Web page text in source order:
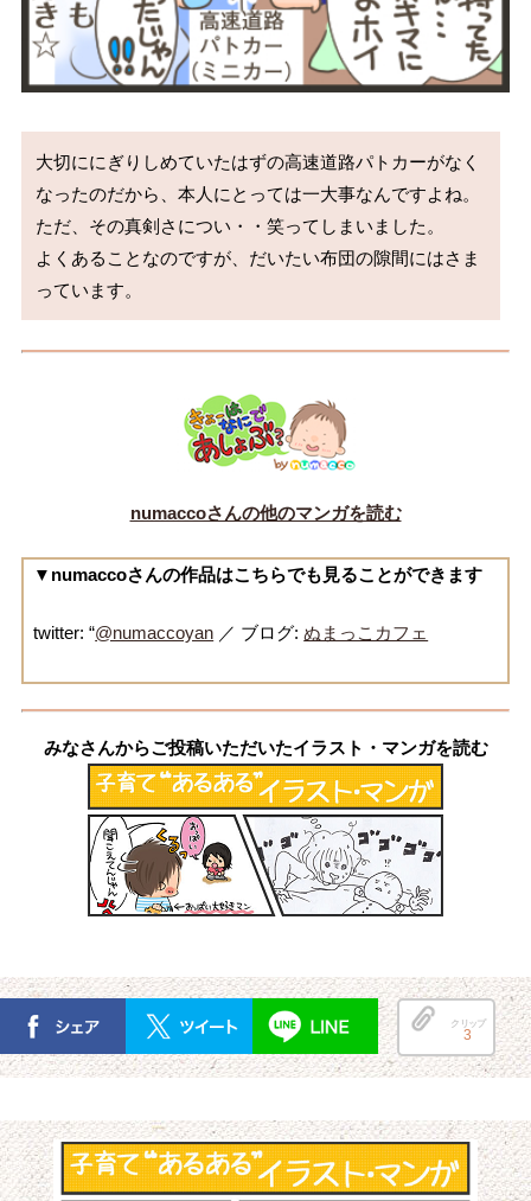
大切ににぎりしめていたはずの高速道路パトカーがなく
なったのだから、本人にとっては一大事なんですよね。
ただ、その真剣さについ・・笑ってしまいました。
よくあることなのですが、だいたい布団の隙間にはさま
っています。
numaccoさんの他のマンガを読む
▼numaccoさんの作品はこちらでも見ることができます
twitter: “@numaccoyan ／ ブログ:ぬまっこカフェ
みなさんからご投稿いただいたイラスト・マンガを読む
クリップ
3